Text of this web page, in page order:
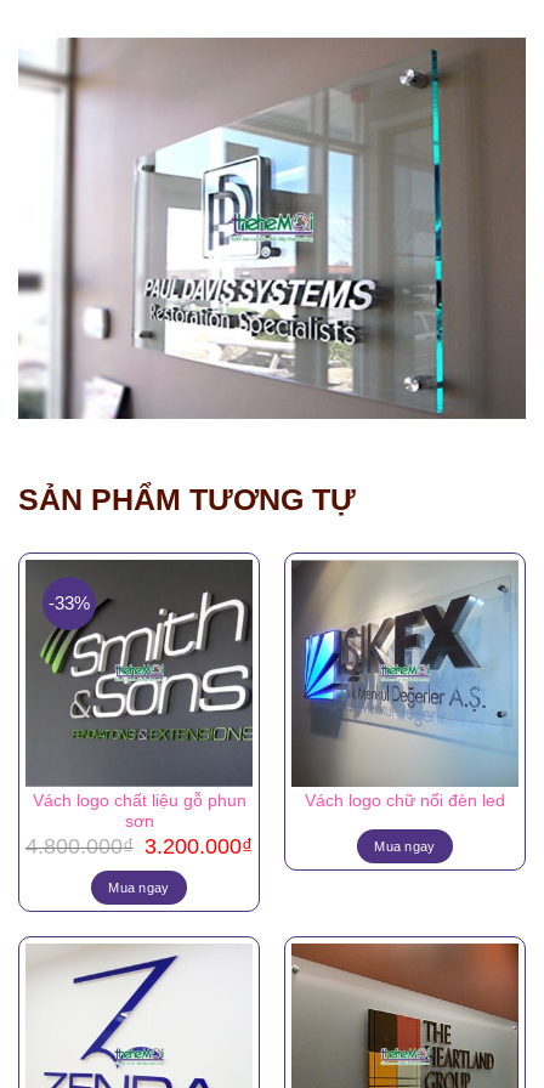
SẢN PHẨM TƯƠNG TỰ
-33%
Vách logo chất liệu gỗ phun
sơn
4.800.000₫ Giá
gốc
là:
4.800.000₫.
3.200.000₫
hiện
là:
3.200.000₫.
Mua ngay
Vách logo chữ nổi đèn led
Mua ngay